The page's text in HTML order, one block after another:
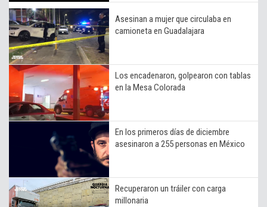
Asesinan a mujer que circulaba en
camioneta en Guadalajara
Los encadenaron, golpearon con tablas
en la Mesa Colorada
En los primeros días de diciembre
asesinaron a 255 personas en México
Recuperaron un tráiler con carga
millonaria